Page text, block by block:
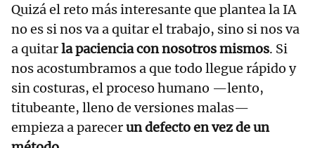
Quizá el reto más interesante que plantea la IA
no es si nos va a quitar el trabajo, sino si nos va
a quitarla paciencia con nosotros mismos. Si
nos acostumbramos a que todo llegue rápido y
sin costuras, el proceso humano —lento,
titubeante, lleno de versiones malas—
empieza a parecerun defecto en vez de un